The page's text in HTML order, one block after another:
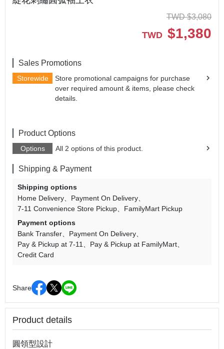
TWD $3,080
TWD $1,380
Sales Promotions
Storewide
Store promotional campaigns for purchase
over required amount & items, please check
details.
Product Options
Options All 2 options of this product.
Shipping & Payment
Shipping options
Home Delivery
Payment On Delivery
7-11 Convenience Store Pickup
FamilyMart Pickup
Payment options
Bank Transfer
Payment On Delivery
Pay & Pickup at 7-11
Pay & Pickup at FamilyMart
Credit Card
Share
Product details
圓領型設計